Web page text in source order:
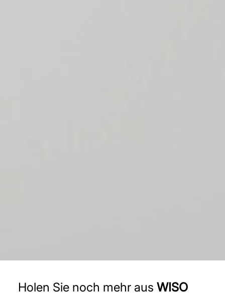
Holen Sie noch mehr aus WISO